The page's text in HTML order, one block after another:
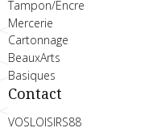
Tampon/Encre
Mercerie
Cartonnage
BeauxArts
Basiques
Contact
VOSLOISIRS88